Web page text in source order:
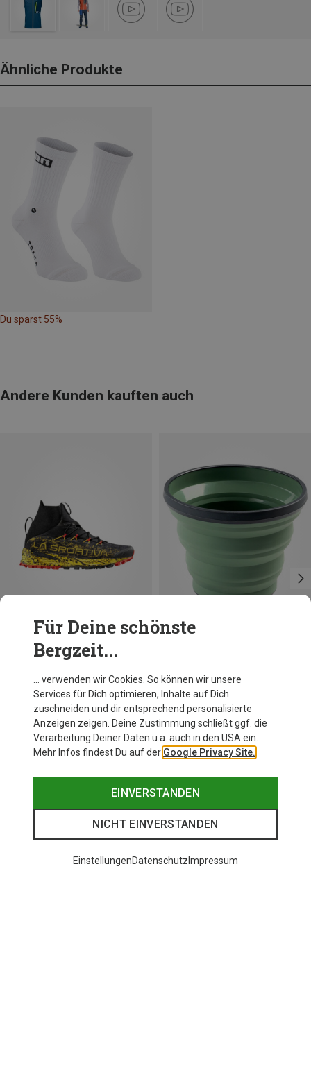
Ähnliche Produkte
Du sparst 55%
Andere Kunden kauften auch
La Sportiva
Herren Uragano GTX Schuhe
218,60 €
43 43.5 44.5
GSI
Escape Trinkbecher
12,69 €
Für Deine schönste
Bergzeit...
… verwenden wir Cookies. So können wir unsere
Services für Dich optimieren, Inhalte auf Dich
zuschneiden und dir entsprechend personalisierte
Anzeigen zeigen. Deine Zustimmung schließt ggf. die
Verarbeitung Deiner Daten u.a. auch in den USA ein.
Mehr Infos findest Du auf der Google Privacy Site.
EINVERSTANDEN
NICHT EINVERSTANDEN
EinstellungenDatenschutz Impressum